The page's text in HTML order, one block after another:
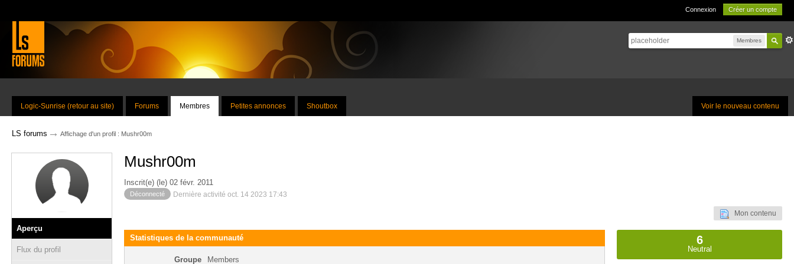
Connexion Créer un compte
Membres
Voir le nouveau contenu
Logic-Sunrise (retour au site) Forums Membres Petites annonces Shoutbox
LS forums → Affichage d'un profil : Mushr00m
Aperçu
Flux du profil
Mushr00m
Inscrit(e) (le) 02 févr. 2011
Déconnecté Dernière activité oct. 14 2023 17:43
Mon contenu
Statistiques de la communauté
Groupe Members
6
Neutral